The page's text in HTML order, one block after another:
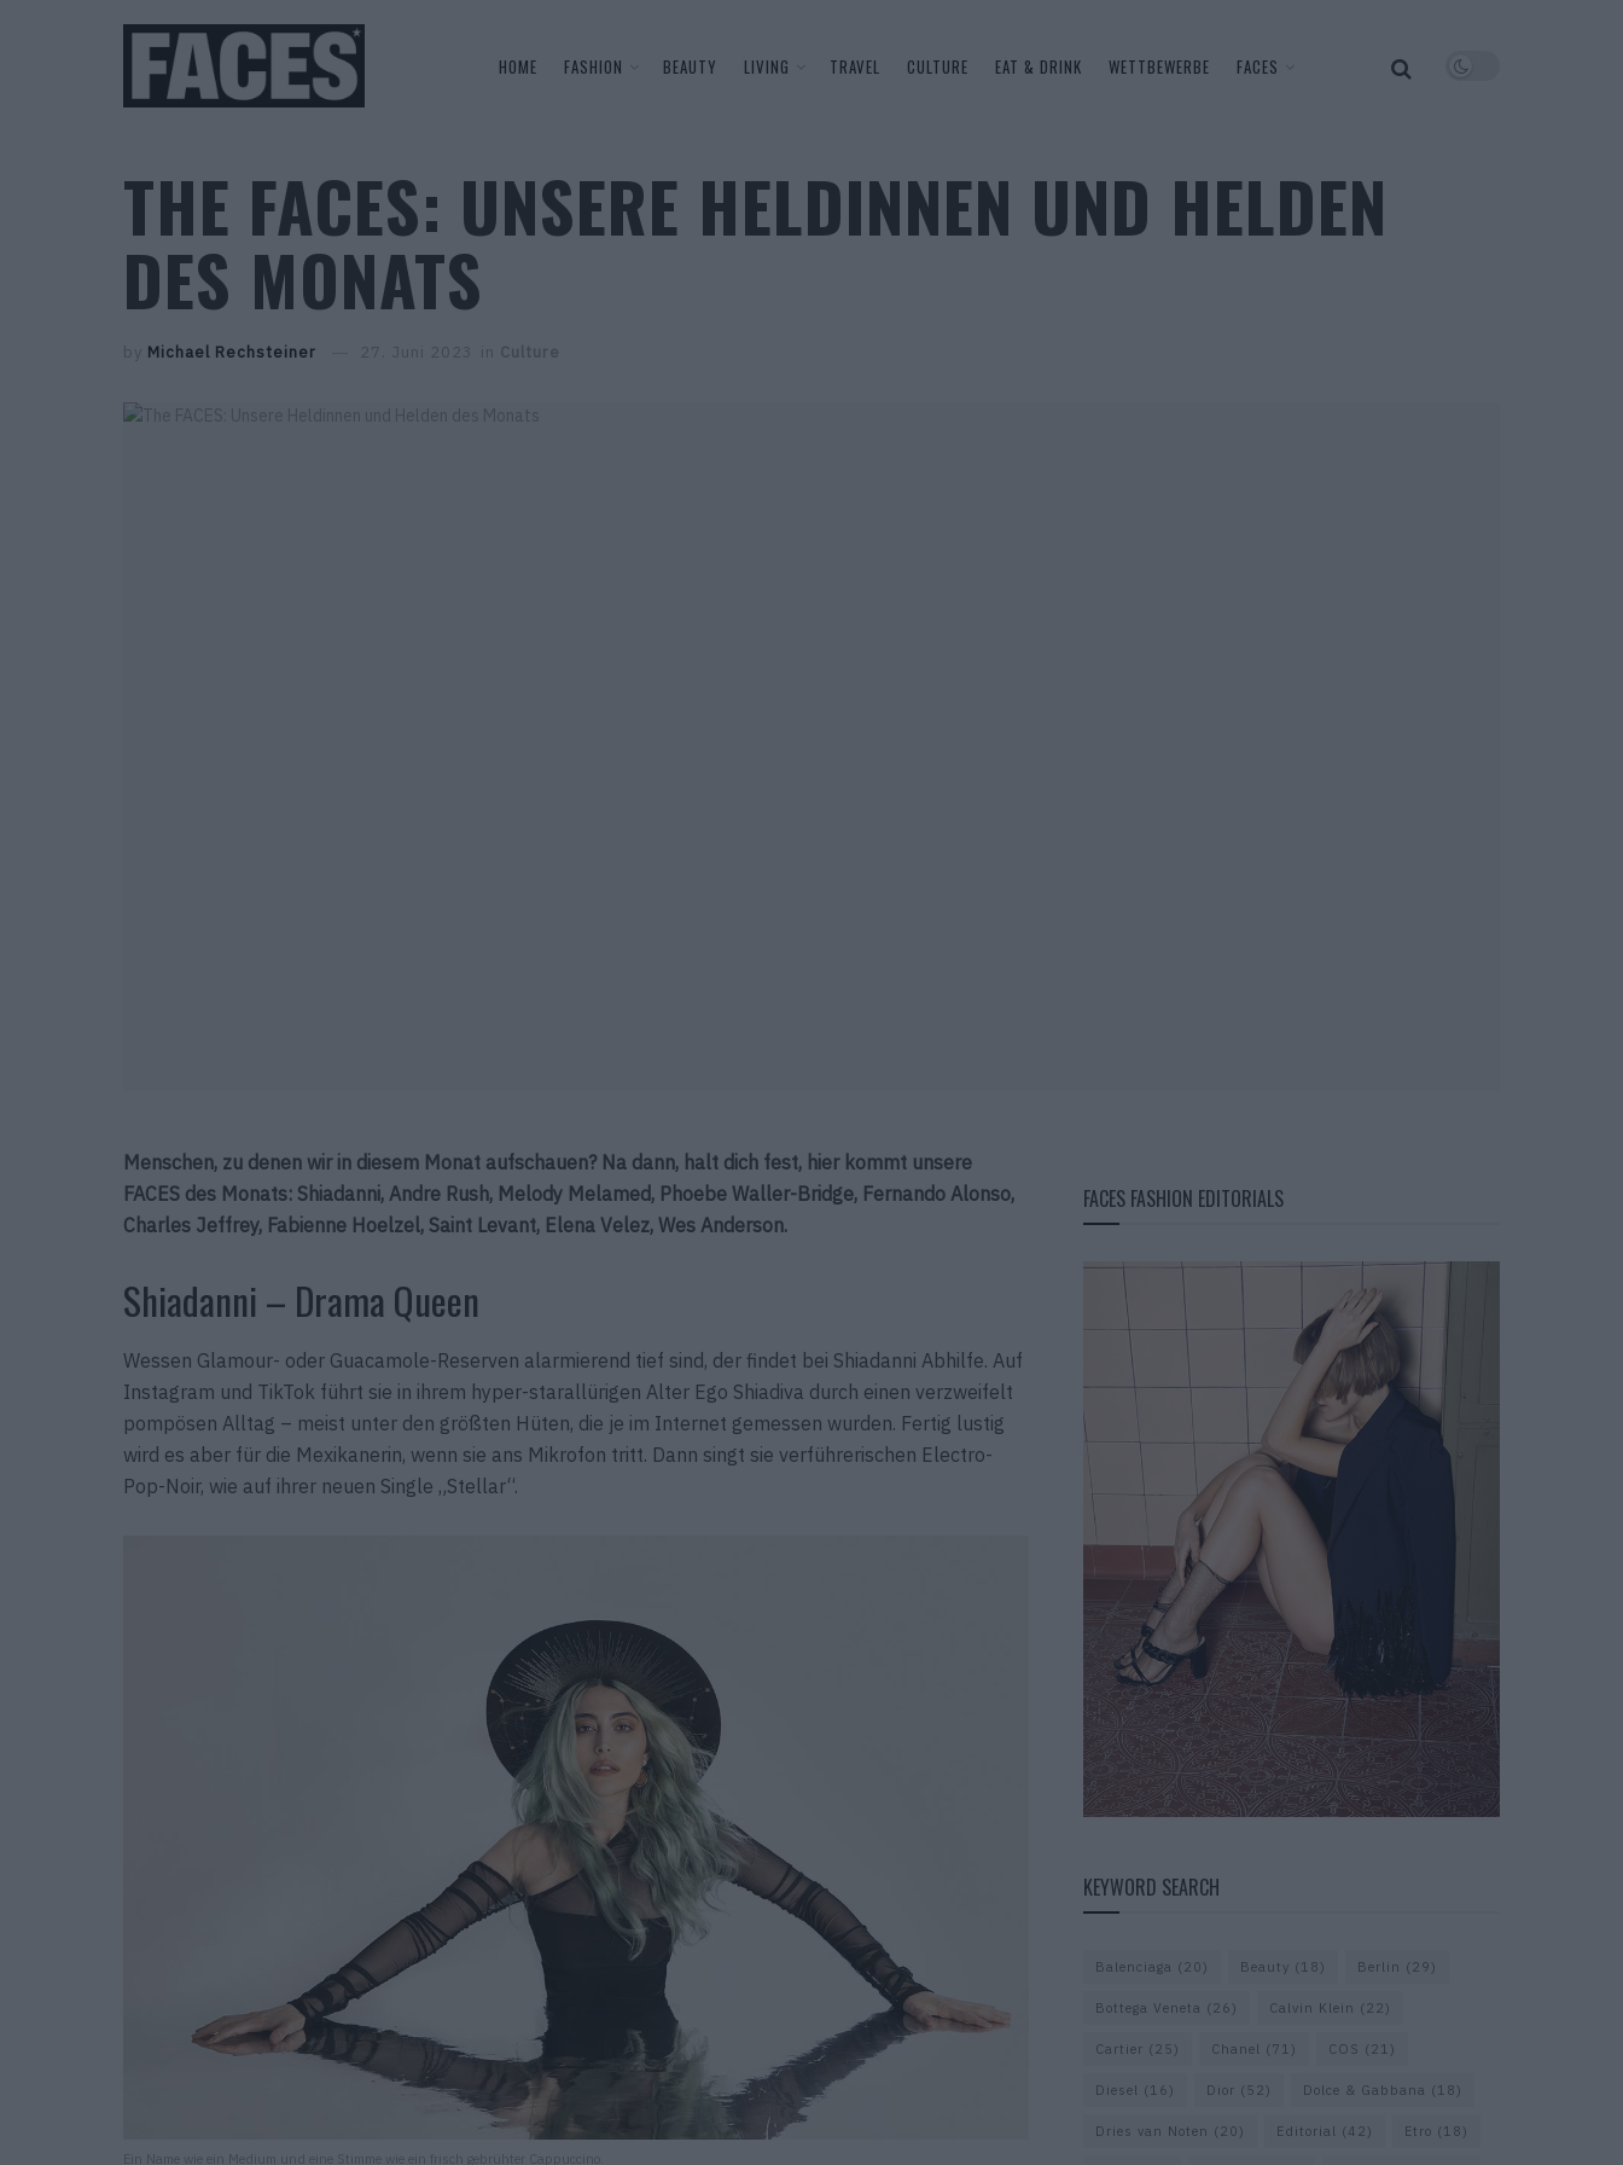
HOME FASHION BEAUTY LIVING TRAVEL CULTURE EAT & DRINK WETTBEWERBE FACES
THE FACES: UNSERE HELDINNEN UND HELDEN
DES MONATS
by Michael Rechsteiner 27. Juni 2023 in Culture
Menschen, zu denen wir in diesem Monat aufschauen? Na dann, halt dich fest, hier kommt unsere
FACES des Monats: Shiadanni, Andre Rush, Melody Melamed, Phoebe Waller-Bridge, Fernando Alonso,
Charles Jeffrey, Fabienne Hoelzel, Saint Levant, Elena Velez, Wes Anderson.
Shiadanni – Drama Queen
Wessen Glamour- oder Guacamole-Reserven alarmierend tief sind, der findet bei Shiadanni Abhilfe. Auf
Instagram und TikTok führt sie in ihrem hyper-starallürigen Alter Ego Shiadiva durch einen verzweifelt
pompösen Alltag – meist unter den größten Hüten, die je im Internet gemessen wurden. Fertig lustig
wird es aber für die Mexikanerin, wenn sie ans Mikrofon tritt. Dann singt sie verführerischen Electro-
Pop-Noir, wie auf ihrer neuen Single „Stellar“.
Ein Name wie ein Medium und eine Stimme wie ein frisch gebrühter Cappuccino.
FACES FASHION EDITORIALS
KEYWORD SEARCH
Balenciaga (20) Beauty (18) Berlin (29)
Bottega Veneta (26) Calvin Klein (22)
Cartier (25) Chanel (71) COS (21)
Diesel (16) Dior (52) Dolce & Gabbana (18)
Dries van Noten (20) Editorial (42) Etro (18)